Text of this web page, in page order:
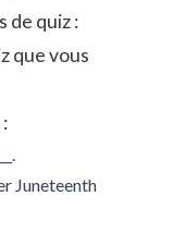
de quiz :
que vous
Juneteenth